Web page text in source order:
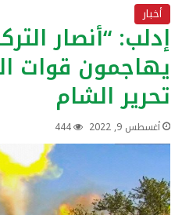
أخبار
إدلب: “أنصار
يهاجمون قوات
تحرير الشام
أغسطس 9, 2022 444